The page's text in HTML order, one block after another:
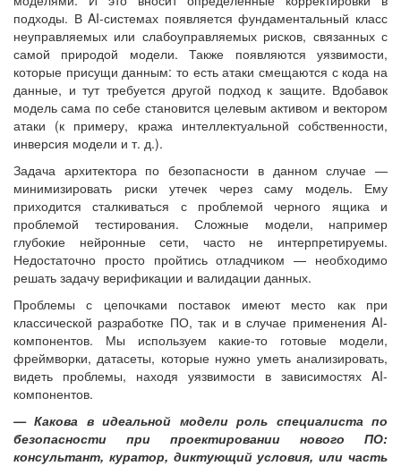
подходы. В AI-системах появляется фундаментальный класс
неуправляемых или слабоуправляемых рисков, связанных с
самой природой модели. Также появляются уязвимости,
которые присущи данным: то есть атаки смещаются с кода на
данные, и тут требуется другой подход к защите. Вдобавок
модель сама по себе становится целевым активом и вектором
атаки (к примеру, кража интеллектуальной собственности,
инверсия модели и т. д.).
Задача архитектора по безопасности в данном случае —
минимизировать риски утечек через саму модель. Ему
приходится сталкиваться с проблемой черного ящика и
проблемой тестирования. Сложные модели, например
глубокие нейронные сети, часто не интерпретируемы.
Недостаточно просто пройтись отладчиком — необходимо
решать задачу верификации и валидации данных.
Проблемы с цепочками поставок имеют место как при
классической разработке ПО, так и в случае применения AI-
компонентов. Мы используем какие-то готовые модели,
фреймворки, датасеты, которые нужно уметь анализировать,
видеть проблемы, находя уязвимости в зависимостях AI-
компонентов.
— Какова в идеальной модели роль специалиста по
безопасности при проектировании нового ПО:
консультант, куратор, диктующий условия, или часть